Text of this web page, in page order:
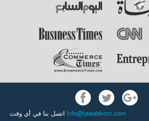
info@jawabkom.com